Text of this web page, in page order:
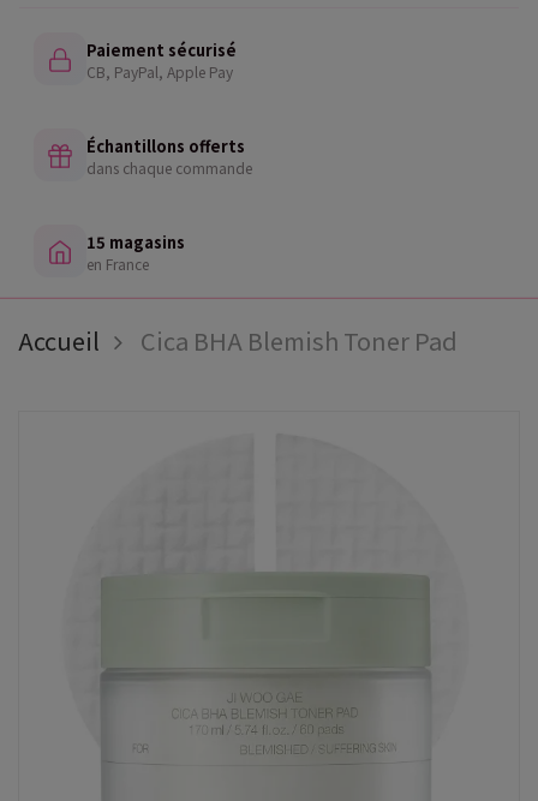
Paiement sécurisé
CB, PayPal, Apple Pay
Échantillons offerts
dans chaque commande
15 magasins
en France
Accueil Cica BHA Blemish Toner Pad